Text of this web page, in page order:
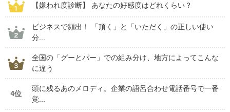
【嫌われ度診断】 あなたの好感度はどれくらい？
ビジネスで頻出！ 「頂く」と「いただく」の正しい使い
分...
全国の「グーとパー」での組み分け、地方によってこんな
に違う
4位
頭に残るあのメロディ。企業の語呂合わせ電話番号で一番
覚...